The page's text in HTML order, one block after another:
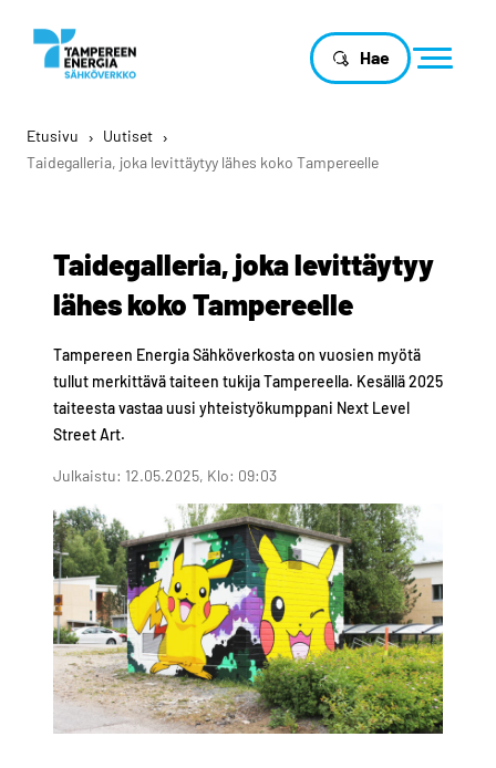
Hae
Etusivu › Uutiset ›
Taidegalleria, joka levittäytyy lähes koko Tampereelle
Taidegalleria, joka levittäytyy
lähes koko Tampereelle
Tampereen Energia Sähköverkosta on vuosien myötä
tullut merkittävä taiteen tukija Tampereella. Kesällä 2025
taiteesta vastaa uusi yhteistyökumppani Next Level
Street Art.
Julkaistu: 12.05.2025, Klo: 09:03